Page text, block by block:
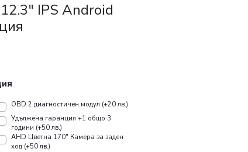
IPS Android
OBD 2 диагностичен модул (+20 лв.)
Удължена гаранция +1 общо 3
години (+50 лв.)
AHD Цветна 170" Камера за заден
ход (+50 лв.)